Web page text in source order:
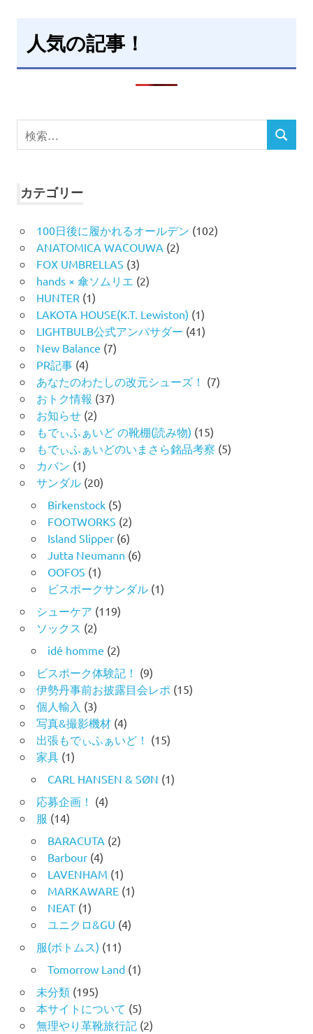
人気の記事！
検
索
検
カテゴリー
100日後に履かれるオールデン (102)
ANATOMICA WACOUWA (2)
FOX UMBRELLAS (3)
hands × 傘ソムリエ (2)
HUNTER (1)
LAKOTA HOUSE(K.T. Lewiston) (1)
LIGHTBULB公式アンバサダー (41)
New Balance (7)
PR記事(4)
あなたのわたしの改元シューズ！ (7)
おトク情報 (37)
お知らせ(2)
もでぃふぁいど の靴棚(読み物) (15)
もでぃふぁいどのいまさら銘品考察 (5)
カバン (1)
サンダル(20)
Birkenstock(5)
FOOTWORKS (2)
Island Slipper(6)
Jutta Neumann (6)
OOFOS (1)
ビスポークサンダル(1)
シューケア (119)
ソックス (2)
idé homme (2)
ビスポーク体験記！ (9)
伊勢丹事前お披露目会レポ (15)
個人輸入 (3)
写真&撮影機材(4)
出張もでぃふぁいど！ (15)
家具(1)
CARL HANSEN & SØN (1)
応募企画！ (4)
服 (14)
BARACUTA (2)
Barbour(4)
LAVENHAM (1)
MARKAWARE(1)
NEAT(1)
ユニクロ&GU (4)
服(ボトムス) (11)
Tomorrow Land(1)
未分類(195)
本サイトについて (5)
無理やり革靴旅行記(2)